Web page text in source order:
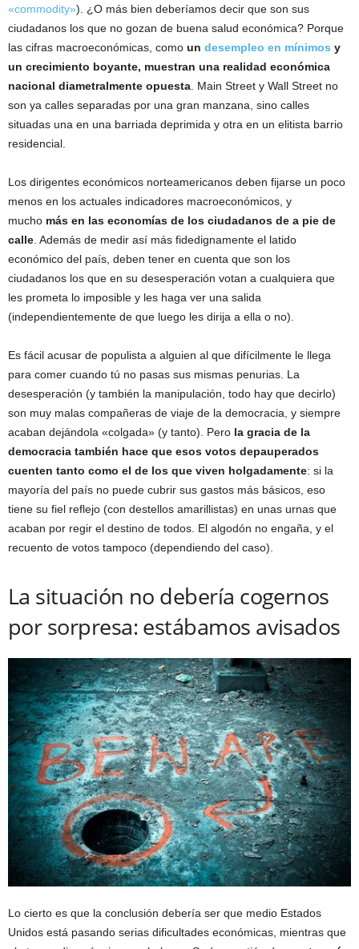
«commodity»). ¿O más bien deberíamos decir que son sus
ciudadanos los que no gozan de buena salud económica? Porque
las cifras macroeconómicas, como un desempleo en mínimos y
un crecimiento boyante, muestran una realidad económica
nacional diametralmente opuesta . Main Street y Wall Street no
son ya calles separadas por una gran manzana, sino calles
situadas una en una barriada deprimida y otra en un elitista barrio
residencial.
Los dirigentes económicos norteamericanos deben fijarse un poco
menos en los actuales indicadores macroeconómicos, y
mucho más en las economías de los ciudadanos de a pie de
calle . Además de medir así más fidedignamente el latido
económico del país, deben tener en cuenta que son los
ciudadanos los que en su desesperación votan a cualquiera que
les prometa lo imposible y les haga ver una salida
(independientemente de que luego les dirija a ella o no).
Es fácil acusar de populista a alguien al que difícilmente le llega
para comer cuando tú no pasas sus mismas penurias. La
desesperación (y también la manipulación, todo hay que decirlo)
son muy malas compañeras de viaje de la democracia, y siempre
acaban dejándola «colgada» (y tanto). Pero la gracia de la
democracia también hace que esos votos depauperados
cuenten tanto como el de los que viven holgadamente: si la
mayoría del país no puede cubrir sus gastos más básicos, eso
tiene su fiel reflejo (con destellos amarillistas) en unas urnas que
acaban por regir el destino de todos. El algodón no engaña, y el
recuento de votos tampoco (dependiendo del caso).
La situación no debería cogernos
por sorpresa: estábamos avisados
Lo cierto es que la conclusión debería ser que medio Estados
Unidos está pasando serias dificultades económicas, mientras que